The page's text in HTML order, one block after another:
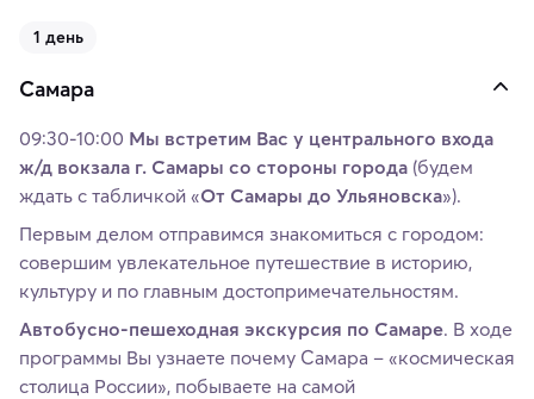
1 день
Самара
09:30-10:00 Мы встретим Вас у центрального входа
ж/д вокзала г. Самары со стороны города (будем
ждать с табличкой «От Самары до Ульяновска»).
Первым делом отправимся знакомиться с городом:
совершим увлекательное путешествие в историю,
культуру и по главным достопримечательностям.
Автобусно-пешеходная экскурсия по Самаре. В ходе
программы Вы узнаете почему Самара – «космическая
столица России», побываете на самой